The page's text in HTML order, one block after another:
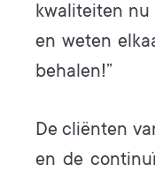
kwaliteiten nu
en weten
behalen!”
De cliënten
en de